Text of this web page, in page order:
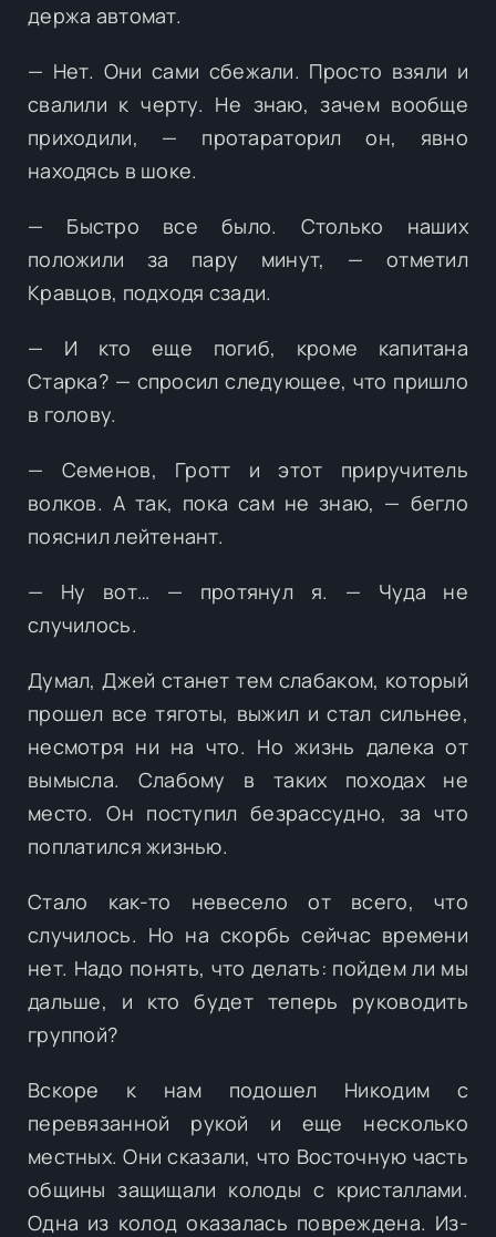
держа автомат.
— Нет. Они сами сбежали. Просто взяли и
свалили к черту. Не знаю, зачем вообще
приходили, — протараторил он, явно
находясь в шоке.
— Быстро все было. Столько наших
положили за пару минут, — отметил
Кравцов, подходя сзади.
— И кто еще погиб, кроме капитана
Старка? — спросил следующее, что пришло
в голову.
— Семенов, Гротт и этот приручитель
волков. А так, пока сам не знаю, — бегло
пояснил лейтенант.
— Ну вот… — протянул я. — Чуда не
случилось.
Думал, Джей станет тем слабаком, который
прошел все тяготы, выжил и стал сильнее,
несмотря ни на что. Но жизнь далека от
вымысла. Слабому в таких походах не
место. Он поступил безрассудно, за что
поплатился жизнью.
Стало как-то невесело от всего, что
случилось. Но на скорбь сейчас времени
нет. Надо понять, что делать: пойдем ли мы
дальше, и кто будет теперь руководить
группой?
Вскоре к нам подошел Никодим с
перевязанной рукой и еще несколько
местных. Они сказали, что Восточную часть
общины защищали колоды с кристаллами.
Одна из колод оказалась повреждена. Из-